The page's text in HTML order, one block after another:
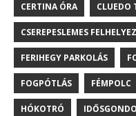
CERTINA ÓRA CLUEDO
CSEREPESLEMES
FERIHEGY PARKOLÁS
FOGPÓTLÁS FÉMPOLC
HÓKOTRÓ